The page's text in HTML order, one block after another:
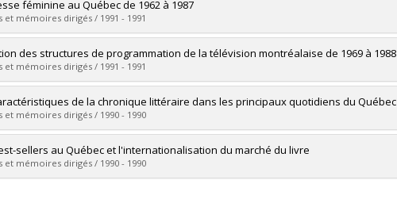
:Cloutier, Alice
Master's
:M. Sc.
le document dans Papyrus
féminine au Québec de 1962 à 1987
et mémoires dirigés / 1991 - 1991
:Hébert, Louise
Master's
:M. Sc.
le document dans Papyrus
des structures de programmation de la télévision montréalaise de 1969 à 1988
et mémoires dirigés / 1991 - 1991
:Anbar, Frida
Master's
:M. Sc.
le document dans Papyrus
de la chronique littéraire dans les principaux quotidiens du Québec
et mémoires dirigés / 1990 - 1990
:Suissa, Lucie
Master's
:M. Sc.
sellers au Québec et l'internationalisation du marché du livre
et mémoires dirigés / 1990 - 1990